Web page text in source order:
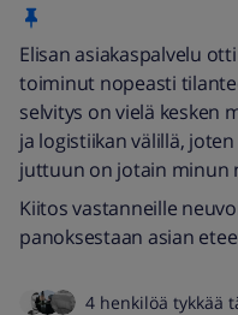
Elisan asiakaspalvelu
toiminut nopeasti
selvitys on vielä kesken
ja logistiikan välillä,
juttuun on jotain minun
Kiitos vastanneille
panoksestaan asian
4 henkilöä tykkää